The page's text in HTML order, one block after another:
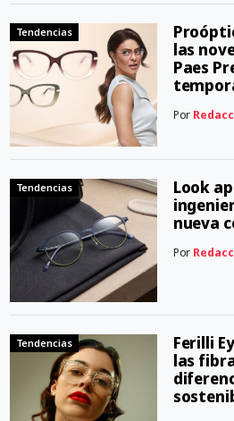
Tendencias
las
Paes
Por
Tendencias
Look
nueva
Por
Tendencias
Ferilli
las